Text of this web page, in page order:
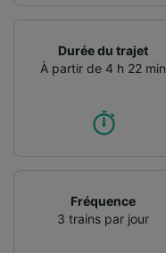
Durée du trajet
À partir de 4 h 22 min
Fréquence
3 trains par jour